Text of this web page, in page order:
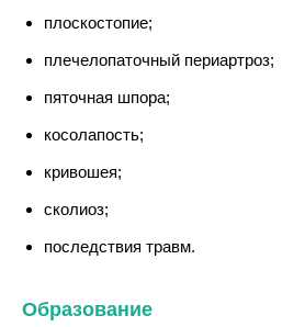
плоскостопие;
плечелопаточный периартроз;
пяточная шпора;
косолапость;
кривошея;
сколиоз;
последствия травм.
Образование